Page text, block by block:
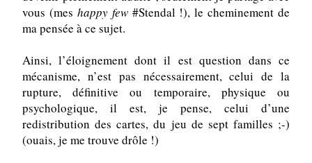
vous (mes happy few #Stendal !), le cheminement de
ma pensée à ce sujet.
Ainsi, l’éloignement dont il est question dans ce
mécanisme, n’est pas nécessairement, celui de la
rupture, définitive ou temporaire, physique ou
psychologique, il est, je pense, celui d’une
redistribution des cartes, du jeu de sept familles ;-)
(ouais, je me trouve drôle !)